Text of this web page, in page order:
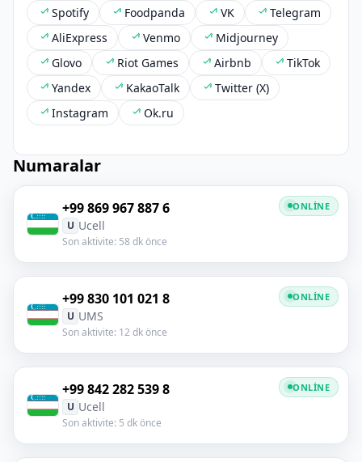
Spotify
Foodpanda VK
Telegram
AliExpress
Venmo
Midjourney
Glovo
Riot Games Airbnb
TikTok
Yandex
KakaoTalk
Twitter (X)
Instagram
Ok.ru
Numaralar
+99 869 967 887 6
U Ucell
Son aktivite: 58 dk önce
ONLINE
+99 830 101 021 8
U UMS
Son aktivite: 12 dk önce
ONLINE
+99 842 282 539 8
U Ucell
Son aktivite: 5 dk önce
ONLINE